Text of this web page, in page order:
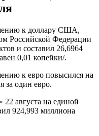
к доллару США,
Российской Федерации
и составил 26,6964
0,01 копейки/.
к евро повысился на
за один евро.
22 августа на единой
924,993 миллиона